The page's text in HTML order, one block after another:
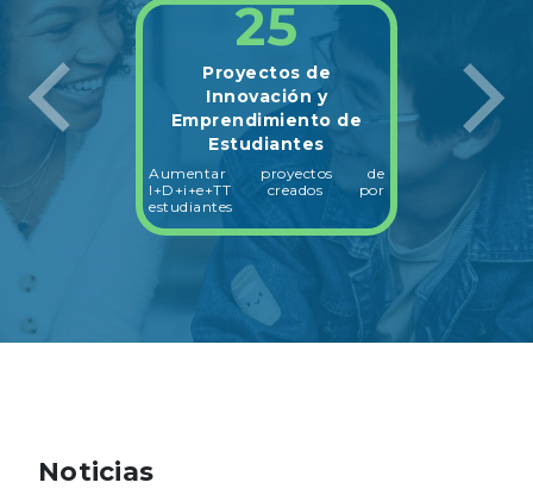
25
Proyectos de
Innovación y
Emprendimiento de
Estudiantes
Aumentar proyectos de
I+D+i+e+TT creados por
estudiantes
Noticias